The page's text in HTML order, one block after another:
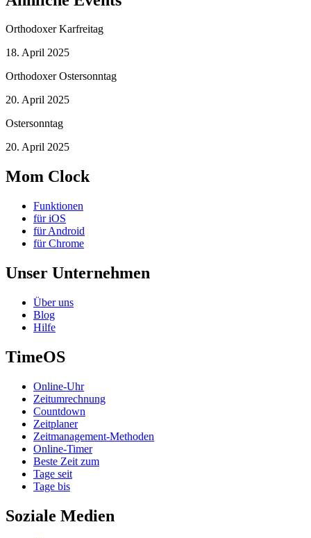
Orthodoxer Karfreitag
18. April 2025
Orthodoxer Ostersonntag
20. April 2025
Ostersonntag
20. April 2025
Mom Clock
Funktionen
für iOS
für Android
für Chrome
Unser Unternehmen
Über uns
Blog
Hilfe
TimeOS
Online-Uhr
Zeitumrechnung
Countdown
Zeitplaner
Zeitmanagement-Methoden
Online-Timer
Beste Zeit zum
Tage seit
Tage bis
Soziale Medien